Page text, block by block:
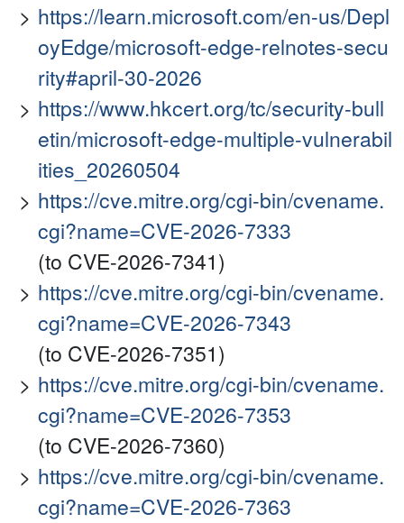
https://learn.microsoft.com/en-us/Depl
oyEdge/microsoft-edge-relnotes-secu
rity#april-30-2026
https://www.hkcert.org/tc/security-bull
etin/microsoft-edge-multiple-vulnerabil
ities_20260504
https://cve.mitre.org/cgi-bin/cvename.
cgi?name=CVE-2026-7333
(to CVE-2026-7341)
https://cve.mitre.org/cgi-bin/cvename.
cgi?name=CVE-2026-7343
(to CVE-2026-7351)
https://cve.mitre.org/cgi-bin/cvename.
cgi?name=CVE-2026-7353
(to CVE-2026-7360)
https://cve.mitre.org/cgi-bin/cvename.
cgi?name=CVE-2026-7363